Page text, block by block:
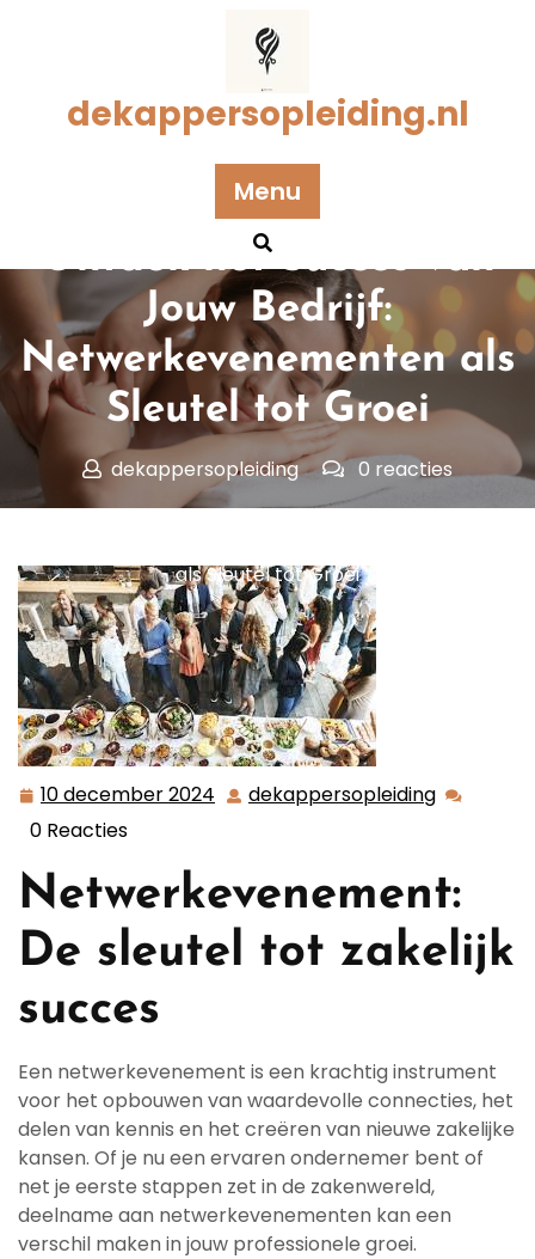
dekappersopleiding.nl
Menu
Geplaatst op 10 december 2024
Ontdek het Succes van
Jouw Bedrijf:
Netwerkevenementen als
Sleutel tot Groei
dekappersopleiding
0 reacties
dekappersopleiding.nl>>Uncategorized>> Ontdek
als Sleutel tot Groei
10 december 2024 10 dekappersopleiding
0 Reacties
Netwerkevenement:
De sleutel tot zakelijk
succes
Een netwerkevenement is een krachtig instrument
voor het opbouwen van waardevolle connecties, het
delen van kennis en het creëren van nieuwe zakelijke
kansen. Of je nu een ervaren ondernemer bent of
net je eerste stappen zet in de zakenwereld,
deelname aan netwerkevenementen kan een
verschil maken in jouw professionele groei.